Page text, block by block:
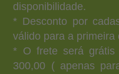
disponibilidade.
* Desconto por
válido para a primeira
* O frete será grátis
300,00 ( apenas